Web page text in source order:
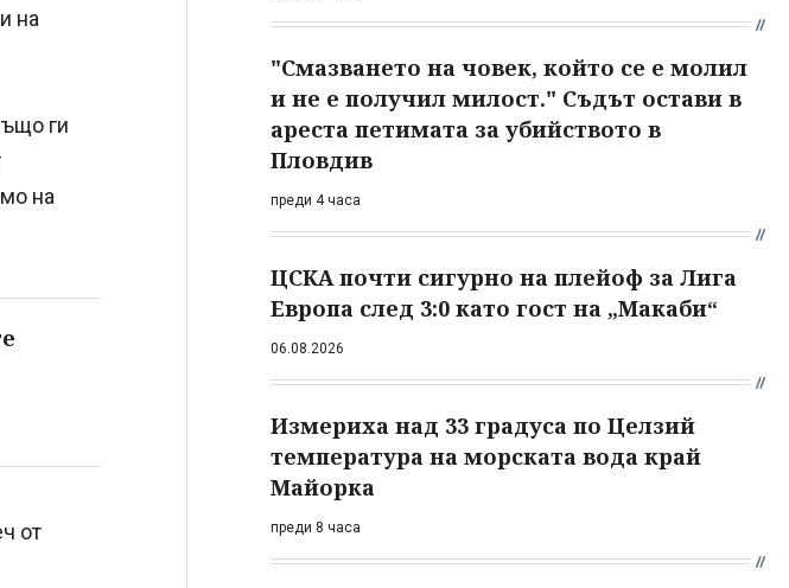
на
ги
на
от
"Смазването на човек, който се е молил
и не е получил милост." Съдът остави в
ареста петимата за убийството в
Пловдив
преди 4 часа
ЦСКА почти сигурно на плейоф за Лига
Европа след 3:0 като гост на „Макаби“
06.08.2026
Измериха над 33 градуса по Целзий
температура на морската вода край
Майорка
преди 8 часа